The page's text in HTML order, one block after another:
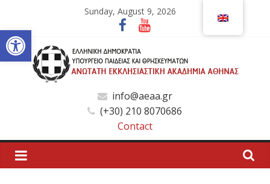
Open toolbar
content
Sunday, August 9, 2026
Ανώτατη
Εκκλησιαστική
Ακαδημία
info@aeaa.gr
(+30) 210 8070686
Contact